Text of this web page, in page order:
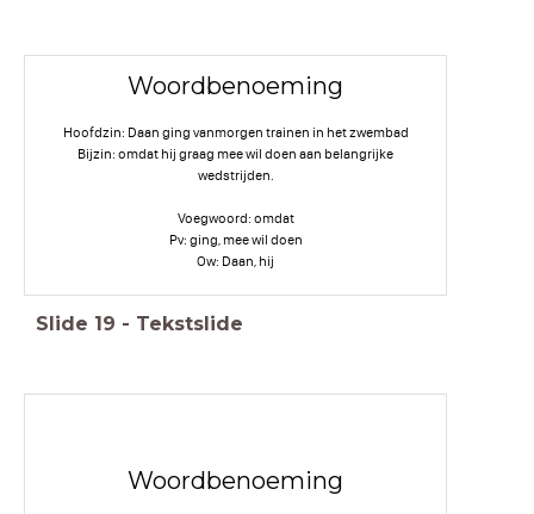
Woordbenoeming
Hoofdzin: Daan ging vanmorgen trainen in het zwembad
Bijzin: omdat hij graag mee wil doen aan belangrijke
wedstrijden.
Voegwoord: omdat
Pv: ging, mee wil doen
Ow: Daan, hij
Slide 19 - Tekstslide
Woordbenoeming